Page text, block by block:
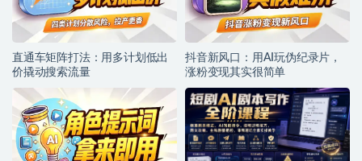
直通车矩阵打法：用多计划低出
价撬动搜索流量
抖音新风口：用AI玩伪纪录片，
涨粉变现其实很简单